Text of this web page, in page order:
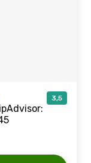
3,5